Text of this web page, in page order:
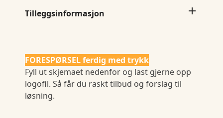
Tilleggsinformasjon
FORESPØRSEL ferdig med trykk
Fyll ut skjemaet nedenfor og last gjerne opp
logofil. Så får du raskt tilbud og forslag til
løsning.